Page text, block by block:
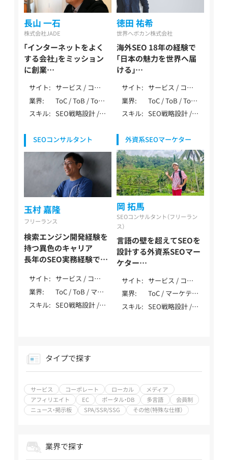
長山 一石
株式会社JADE
「インターネットをよく
する会社」をミッション
に創業
が多いSEO業界で正しい
SEOを
長山一石 / Nagayama
サイト
サービス / コー
ポレート / ロー
カル / メディア /
アフィリエイト /
DB /
SPA/SSR/SSG /
その他（特殊な仕
様）
業界
ToC / ToB / ToC
ToB
スキル
SEO戦略設計 /
YMYL対応 / 特殊
サイト対応 / デ
ータ分析（GA4・
Search Console）
/ AI活用 / 広告 /
その他（特殊業
以上
徳田 祐希
世界へボカン株式会社
海外SEO 18年の経験で
「日本の魅力を世界へ届
ける」
化したデジタルマーケテ
ィング
徳田 祐希 / Tokuda Yuki
サイト
サービス / コー
ポレート / ロー
カル / メディア /
EC / ポータル・
業界
ToC / ToB / ToC
ToB / マーケティ
ング・IT・テクノ
ンフラ（自動車・
機械・エネルギー
等） / 健康食品・
ウォーターサー
バー / レンタル /
医療・健康・病院・
クリニック / 教
ル / 旅行・観光・
庫 / エンタメ・メ
ディア / 士業（弁
護士・税理士・行
共・NPO
スキル
SEO戦略設計 /
ツSEO / 記事作
成 / 外部SEO /
DB・大規模SEO /
データ分析
（GA4・Search
Console） / SEO
支援 / 上場企業
年以上
SEOコンサルタント
玉村 嘉隆
フリーランス
検索エンジン開発経験を
持つ異色のキャリア
長年のSEO実務経験でプ
玉村 嘉隆 / Tamamura
Yoshitaka
サイト
サービス / コー
ポレート / ロー
カル / メディア /
アフィリエイト /
様）
業界
ToC / ToB / マー
ケティング・IT・
テクノロジー /
アパレル・家事） /
エンディング（葬
/ 飲食・フード・レ
ストラン / 介護・
福祉 / 医療・健
康・病院・クリニ
融・保険・投資 /
スキル
SEO戦略設計 /
ーカルSEO / DB・
大規模SEO / ペ
ナルティ解除 /
YMYL対応 / 特殊
サイト対応 / デ
ータ分析（GA4・
Search Console）
ィリエイト / ベ
外資系SEOマーケター
岡 拓馬
SEOコンサルタント（フリーラン
ス）
言語の壁を超えてSEOを
設計する外資系SEOマー
ケター
データドリブンなSEO
岡 拓馬 / Oka Takuma
サイト
サービス / コー
ポレート / メデ
ィア / アフィリ
エイト / 多言語 /
業界
ToC / マーケティ
ング・IT・テクノ
ロジー / 製造・イ
食品・ウォーター
タル / 飲食・フー
ド・レストラン /
美容・脱毛・サロ
教育・学習・スク
スキル
SEO戦略設計 /
YMYL対応 / 特殊
サイト対応 / デ
ータ分析（GA4・
Search Console）
/ SEO内製化支援
タイプで探す
サービス コーポレート ローカル
メディア
アフィリエイト
EC ポータル・DB 多言語
会員制
ニュース・掲示板
SPA/SSR/SSG その他（特殊な仕様）
業界で探す